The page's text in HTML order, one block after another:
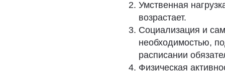
Умственная
возрастает.
Социализация и
необходимостью,
расписании
Физическая